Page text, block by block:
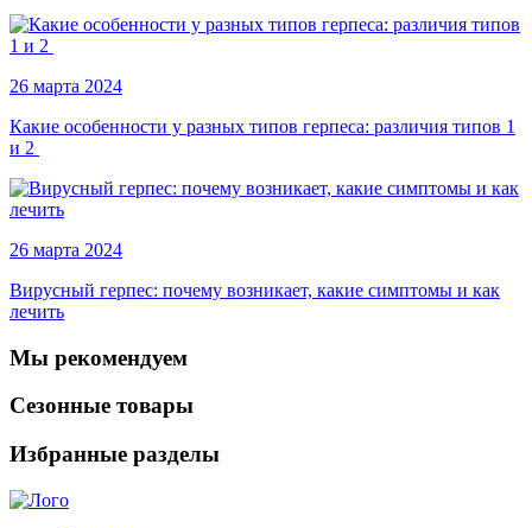
26 марта 2024
Какие особенности у разных типов герпеса: различия типов 1
и 2
26 марта 2024
Вирусный герпес: почему возникает, какие симптомы и как
лечить
Мы рекомендуем
Сезонные товары
Избранные разделы